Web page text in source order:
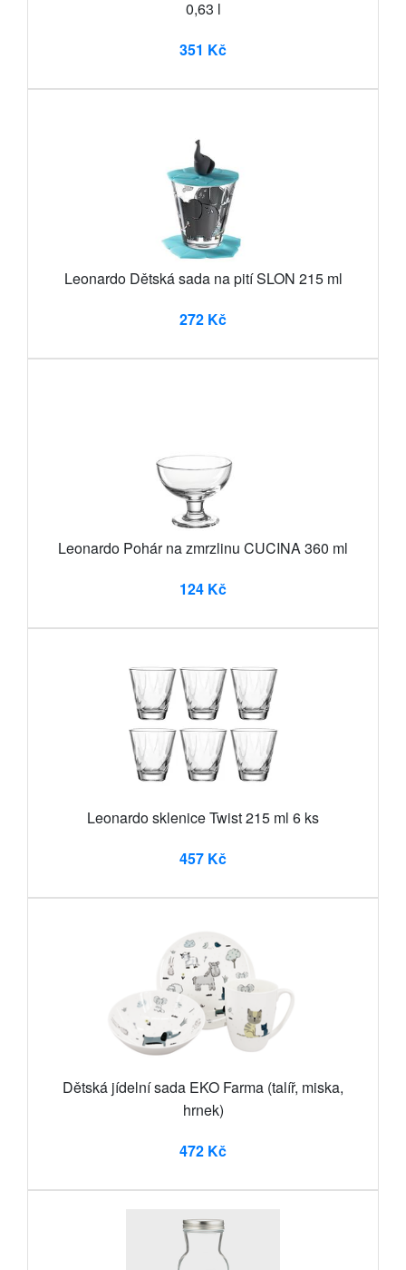
0,63 l
351 Kč
Leonardo Dětská sada na pití SLON 215 ml
272 Kč
Leonardo Pohár na zmrzlinu CUCINA 360 ml
124 Kč
Leonardo sklenice Twist 215 ml 6 ks
457 Kč
Dětská jídelní sada EKO Farma (talíř, miska,
hrnek)
472 Kč